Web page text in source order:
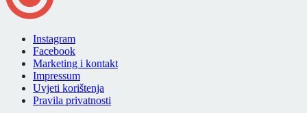
Instagram
Facebook
Marketing i kontakt
Impressum
Uvjeti korištenja
Pravila privatnosti